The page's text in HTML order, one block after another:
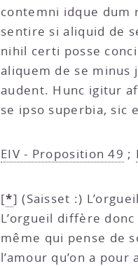
contemni idque dum
sentire si aliquid de
nihil certi posse
aliquem de se
audent. Hunc igitur
se ipso superbia,
EIV - Proposition 49 ;
[*](Saisset :)
L’orgueil diffère
même qui pense de
l’amour qu’on a